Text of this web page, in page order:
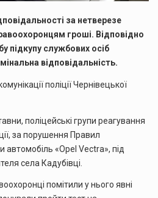
за нетверезе
гроші. Відповідно
підкупу службових осіб
відповідальність.
поліції Чернівецької
поліцейські групи реагування
за порушення Правил
автомобіль «Opel Vectra», під
села Кадубівці.
помітили у нього явні